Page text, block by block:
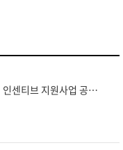
제29회 보령머드축제 외국인 단체관광객 유치 인센티브 지원사업 공고 (재공고)